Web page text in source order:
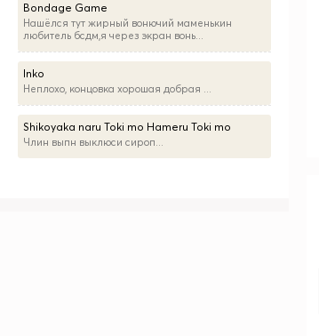
Bondage Game
Нашёлся тут жирный вонючий маменькин
любитель бсдм,я через экран вонь...
Inko
Неплохо, концовка хорошая добрая ...
Shikoyaka naru Toki mo Hameru Toki mo
Члин выпн выклюси сироп...